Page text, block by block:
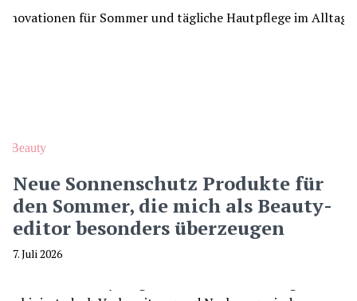
Beauty
Neue Sonnenschutz Produkte für
den Sommer, die mich als Beauty-
editor besonders überzeugen
7. Juli 2026